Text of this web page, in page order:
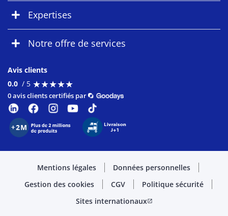
Expertises
Notre offre de services
Avis clients
0.0 / 5 ★★★★★
★★★★★
0 avis clients certifiés par
Mentions légales
Données personnelles
Gestion des cookies
CGV
Politique sécurité
Sites internationauxopen_in_new